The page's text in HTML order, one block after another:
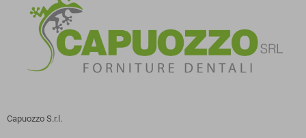
Capuozzo S.r.l.